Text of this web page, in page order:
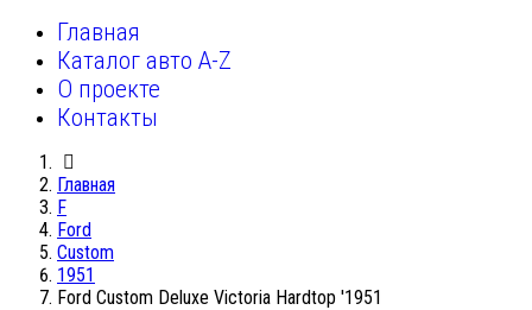
Главная
Каталог авто A-Z
О проекте
Контакты
Главная
F
Ford
Custom
1951
Ford Custom Deluxe Victoria Hardtop '1951